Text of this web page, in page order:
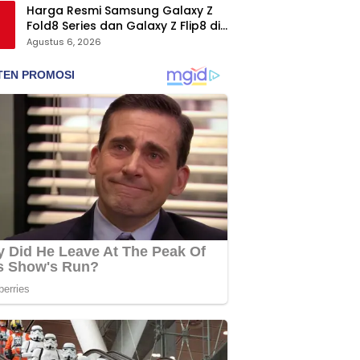
Harga Resmi Samsung Galaxy Z
Fold8 Series dan Galaxy Z Flip8 di
Indonesia, Mulai Rp19 Jutaan
Agustus 6, 2026